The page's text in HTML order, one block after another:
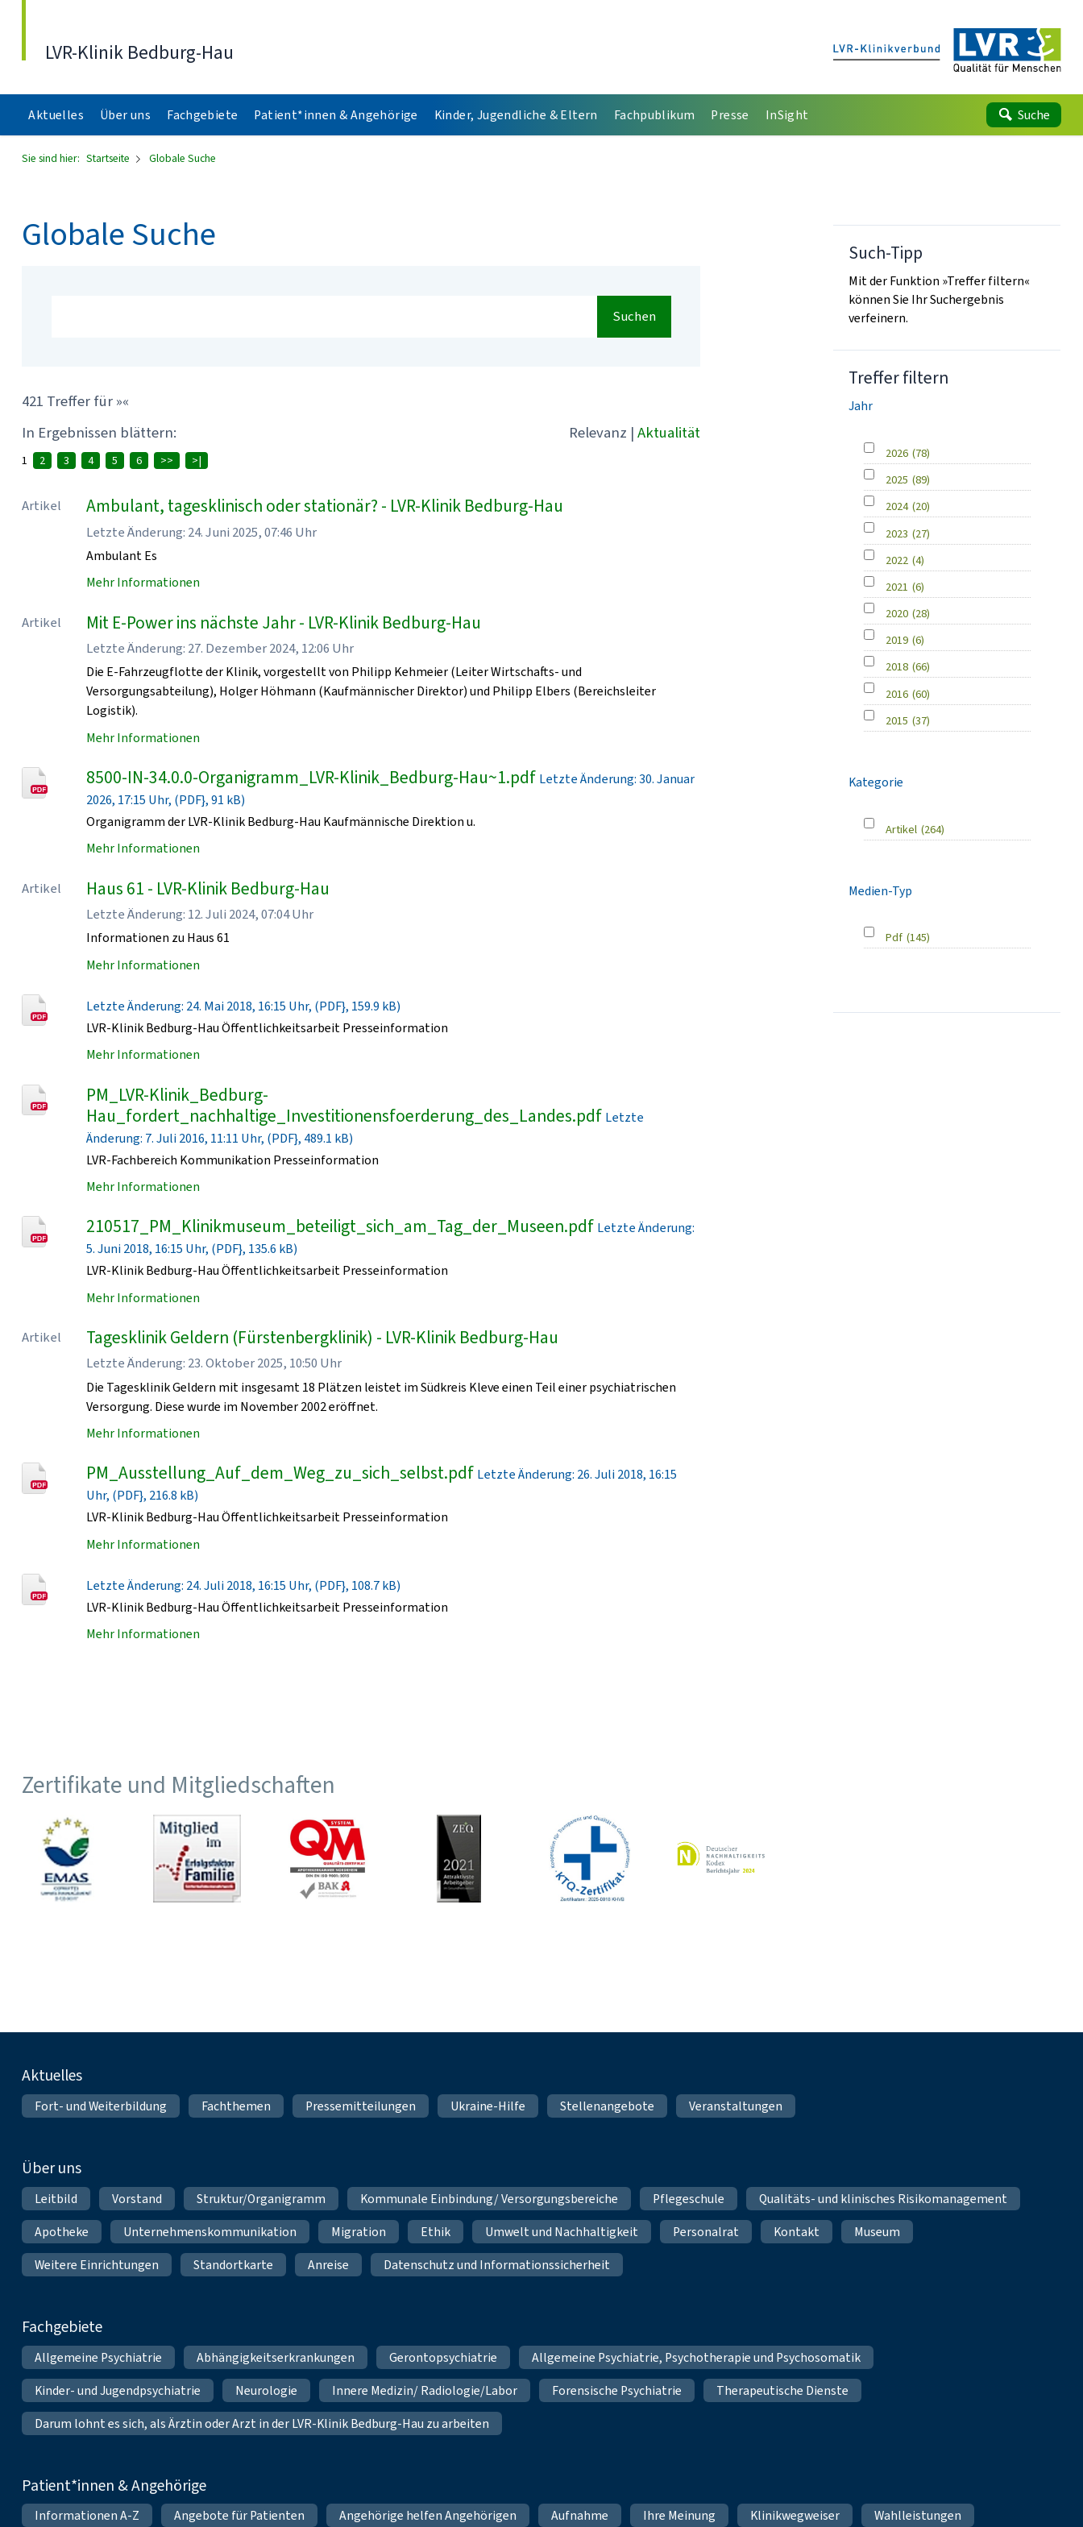
LVR-Klinik Bedburg-Hau
Aktuelles Über uns Fachgebiete Patient*innen & Angehörige Kinder, Jugendliche & Eltern Fachpublikum Presse InSight Suche
Sie sind hier: Startseite Globale Suche
Globale Suche
Suchen
421 Treffer für »«
In Ergebnissen blättern:
Relevanz | Aktualität
1 2 3 4 5 6 >> >|
Artikel Ambulant, tagesklinisch oder stationär? - LVR-Klinik Bedburg-Hau
Letzte Änderung: 24. Juni 2025, 07:46 Uhr
Ambulant Es
Mehr Informationen
Artikel Mit E-Power ins nächste Jahr - LVR-Klinik Bedburg-Hau
Letzte Änderung: 27. Dezember 2024, 12:06 Uhr
Die E-Fahrzeugflotte der Klinik, vorgestellt von Philipp Kehmeier (Leiter Wirtschafts- und
Versorgungsabteilung), Holger Höhmann (Kaufmännischer Direktor) und Philipp Elbers (Bereichsleiter
Logistik).
Mehr Informationen
8500-IN-34.0.0-Organigramm_LVR-Klinik_Bedburg-Hau~1.pdf Letzte Änderung: 30. Januar
2026, 17:15 Uhr, (PDF}, 91 kB)
Organigramm der LVR-Klinik Bedburg-Hau Kaufmännische Direktion u.
Mehr Informationen
Artikel Haus 61 - LVR-Klinik Bedburg-Hau
Letzte Änderung: 12. Juli 2024, 07:04 Uhr
Informationen zu Haus 61
Mehr Informationen
Letzte Änderung: 24. Mai 2018, 16:15 Uhr, (PDF}, 159.9 kB)
LVR-Klinik Bedburg-Hau Öffentlichkeitsarbeit Presseinformation
Mehr Informationen
PM_LVR-Klinik_Bedburg-
Hau_fordert_nachhaltige_Investitionensfoerderung_des_Landes.pdf Letzte
Änderung: 7. Juli 2016, 11:11 Uhr, (PDF}, 489.1 kB)
LVR-Fachbereich Kommunikation Presseinformation
Mehr Informationen
210517_PM_Klinikmuseum_beteiligt_sich_am_Tag_der_Museen.pdf Letzte Änderung:
5. Juni 2018, 16:15 Uhr, (PDF}, 135.6 kB)
LVR-Klinik Bedburg-Hau Öffentlichkeitsarbeit Presseinformation
Mehr Informationen
Artikel Tagesklinik Geldern (Fürstenbergklinik) - LVR-Klinik Bedburg-Hau
Letzte Änderung: 23. Oktober 2025, 10:50 Uhr
Die Tagesklinik Geldern mit insgesamt 18 Plätzen leistet im Südkreis Kleve einen Teil einer psychiatrischen
Versorgung. Diese wurde im November 2002 eröffnet.
Mehr Informationen
PM_Ausstellung_Auf_dem_Weg_zu_sich_selbst.pdf Letzte Änderung: 26. Juli 2018, 16:15
Uhr, (PDF}, 216.8 kB)
LVR-Klinik Bedburg-Hau Öffentlichkeitsarbeit Presseinformation
Mehr Informationen
Letzte Änderung: 24. Juli 2018, 16:15 Uhr, (PDF}, 108.7 kB)
LVR-Klinik Bedburg-Hau Öffentlichkeitsarbeit Presseinformation
Mehr Informationen
Such-Tipp
Mit der Funktion »Treffer filtern«
können Sie Ihr Suchergebnis
verfeinern.
Treffer filtern
Jahr
2026 (78)
2025 (89)
2024 (20)
2023 (27)
2022 (4)
2021 (6)
2020 (28)
2019 (6)
2018 (66)
2016 (60)
2015 (37)
Kategorie
Artikel (264)
Medien-Typ
Pdf (145)
Zertifikate und Mitgliedschaften
Fußnavigation
Aktuelles
Fort- und Weiterbildung Fachthemen Pressemitteilungen Ukraine-Hilfe Stellenangebote Veranstaltungen
Über uns
Leitbild Vorstand Struktur/Organigramm Kommunale Einbindung/ Versorgungsbereiche Pflegeschule
Qualitäts- und klinisches Risikomanagement
Apotheke
Unternehmenskommunikation Migration Ethik Umwelt und Nachhaltigkeit Personalrat Kontakt
Museum
Weitere Einrichtungen
Standortkarte Anreise Datenschutz und Informationssicherheit
Fachgebiete
Allgemeine Psychiatrie Abhängigkeitserkrankungen Gerontopsychiatrie
Allgemeine Psychiatrie, Psychotherapie und Psychosomatik
Kinder- und Jugendpsychiatrie
Neurologie Innere Medizin/ Radiologie/Labor Forensische Psychiatrie
Therapeutische Dienste
Darum lohnt es sich, als Ärztin oder Arzt in der LVR-Klinik Bedburg-Hau zu arbeiten
Patient*innen & Angehörige
Informationen A-Z Angebote für Patienten Angehörige helfen Angehörigen Aufnahme Ihre Meinung Klinikwegweiser
Wahlleistungen